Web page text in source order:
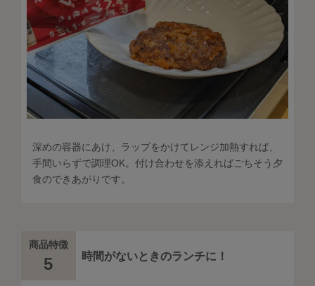
深めの容器にあけ、ラップをかけてレンジ加熱すれば、
手間いらずで調理OK。付け合わせを添えればごちそう夕
食のできあがりです。
商品特徴
5 時間がないときのランチに！